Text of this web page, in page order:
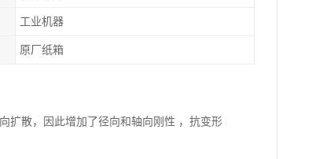
工业机器
原厂纸箱
扩散，因此增加了径向和轴向刚性 ，抗变形